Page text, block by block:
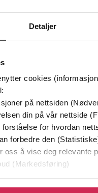
Detaljer
cookies
på nettsiden
din på vår nettside
for hvordan
forbedre den
oss å vise deg relevante
(Markedsføring)
for å gi oss ditt
W Bolinbroke Johnson